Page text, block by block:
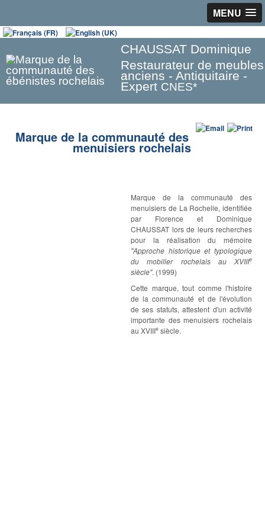
MENU
CHAUSSAT Dominique
Restaurateur de meubles
anciens - Antiquitaire -
Expert CNES*
Marque de la communauté des
menuisiers rochelais
Marque de la communauté des
menuisiers de La Rochelle, identifiée
par Florence et Dominique
CHAUSSAT lors de leurs recherches
pour la réalisation du mémoire
"Approche historique et typologique
du mobilier rochelais au XVIIIe
siècle". (1999)
Cette marque, tout comme l'histoire
de la communauté et de l'évolution
de ses statuts, attestent d'un activité
importante des menuisiers rochelais
au XVIIIe siècle.